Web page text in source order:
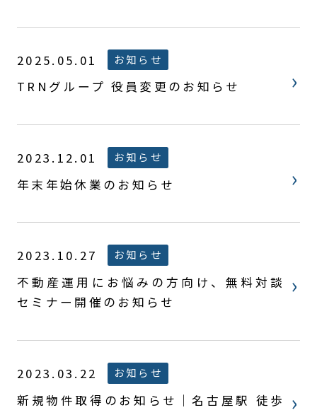
2025.05.01 お知らせ
TRNグループ 役員変更のお知らせ
2023.12.01 お知らせ
年末年始休業のお知らせ
2023.10.27 お知らせ
不動産運用にお悩みの方向け、無料対談
セミナー開催のお知らせ
2023.03.22 お知らせ
新規物件取得のお知らせ｜名古屋駅 徒歩